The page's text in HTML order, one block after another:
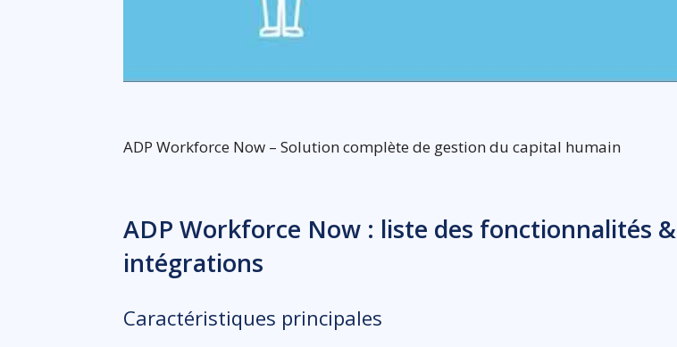
ADP Workforce Now – Solution complète de gestion du capital humain
ADP Workforce Now : liste des fonctionnalités &
intégrations
Caractéristiques principales